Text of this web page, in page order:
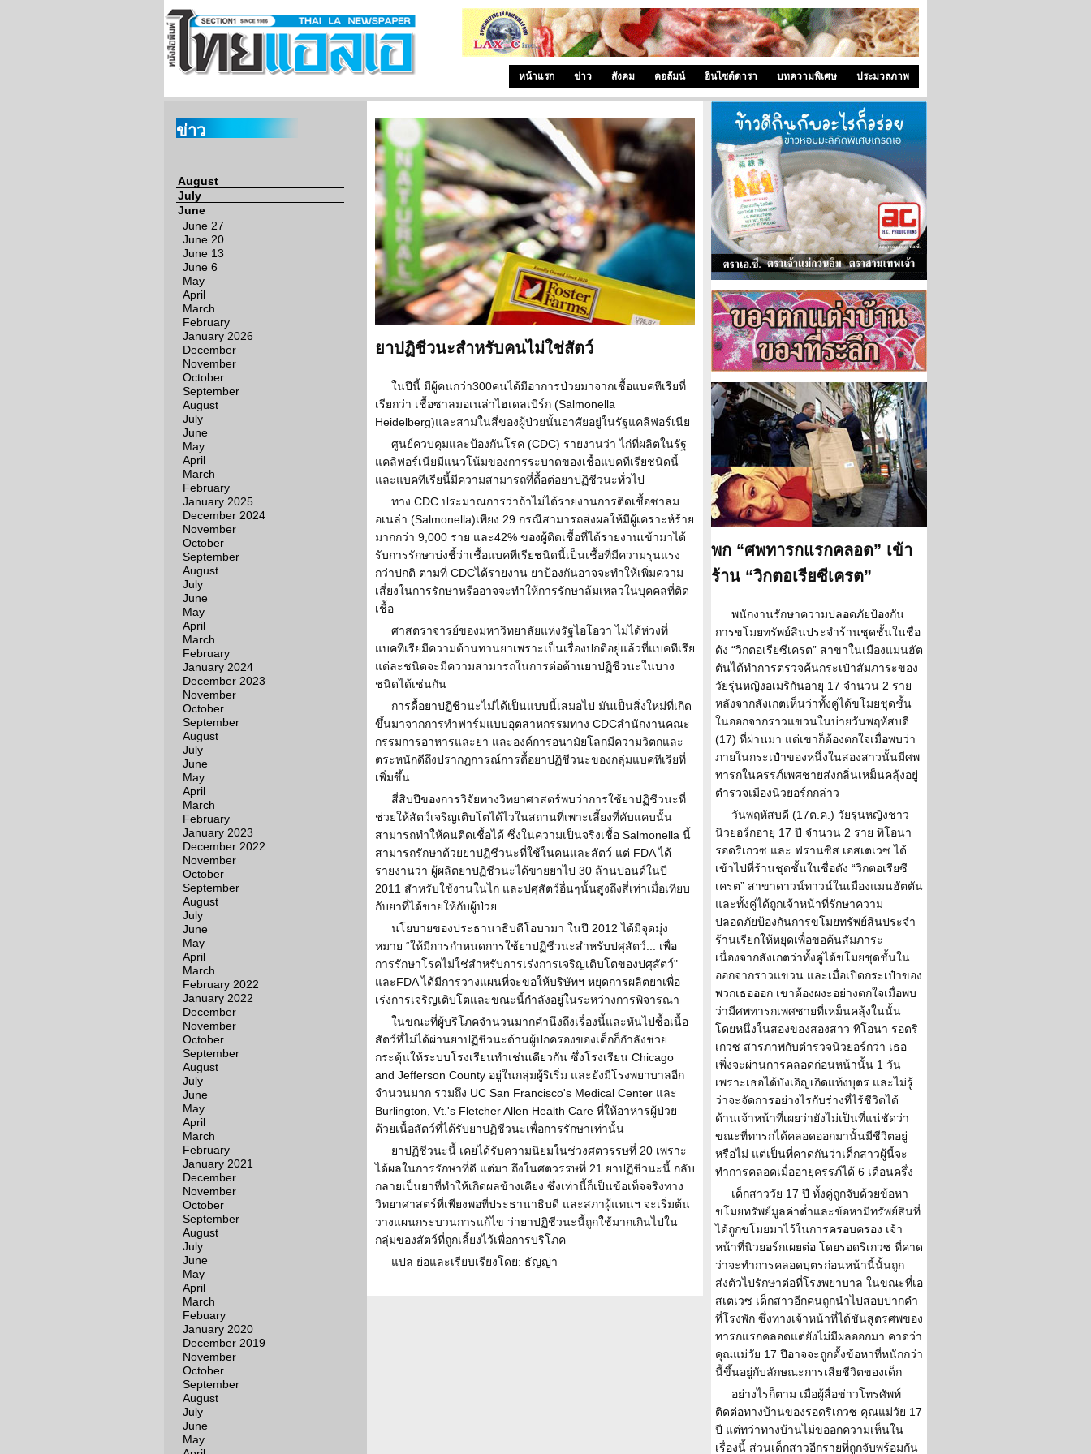
หน้าแรก ข่าว สังคม คอลัมน์ อินไซด์ดารา บทความพิเศษ ประมวลภาพ
ข่าว
August
July
June
June 27
June 20
June 13
June 6
May
April
March
February
January 2026
December
November
October
September
August
July
June
May
April
March
February
January 2025
December 2024
November
October
September
August
July
June
May
April
March
February
January 2024
December 2023
November
October
September
August
July
June
May
April
March
February
January 2023
December 2022
November
October
September
August
July
June
May
April
March
February 2022
January 2022
December
November
October
September
August
July
June
May
April
March
February
January 2021
December
November
October
September
August
July
June
May
April
March
Febuary
January 2020
December 2019
November
October
September
August
July
June
May
ยาปฏิชีวนะสำหรับคนไม่ใช่สัตว์
ในปีนี้ มีผู้คนกว่า300คนได้มีอาการป่วยมาจากเชื้อแบคทีเรียที่
เรียกว่า เชื้อซาลมอเนล่าไฮเดลเบิร์ก (Salmonella
Heidelberg)และสามในสี่ของผู้ป่วยนั้นอาศัยอยู่ในรัฐแคลิฟอร์เนีย
ศูนย์ควบคุมและป้องกันโรค (CDC) รายงานว่า ไก่ที่ผลิตในรัฐ
แคลิฟอร์เนียมีแนวโน้มของการระบาดของเชื้อแบคทีเรียชนิดนี้
และแบคทีเรียนี้มีความสามารถที่ดื้อต่อยาปฏิชีวนะทั่วไป
ทาง CDC ประมาณการว่าถ้าไม่ได้รายงานการติดเชื้อซาลม
อเนล่า (Salmonella)เพียง 29 กรณีสามารถส่งผลให้มีผู้เคราะห์ร้าย
มากกว่า 9,000 ราย และ42% ของผู้ติดเชื้อที่ได้รายงานเข้ามาได้
รับการรักษาบ่งชี้ว่าเชื้อแบคทีเรียชนิดนี้เป็นเชื้อที่มีความรุนแรง
กว่าปกติ ตามที่ CDCได้รายงาน ยาป้องกันอาจจะทำให้เพิ่มความ
เสี่ยงในการรักษาหรืออาจจะทำให้การรักษาล้มเหลวในบุคคลที่ติด
เชื้อ
ศาสตราจารย์ของมหาวิทยาลัยแห่งรัฐไอโอวา ไม่ได้ห่วงที่
แบคทีเรียมีความต้านทานยาเพราะเป็นเรื่องปกติอยู่แล้วที่แบคทีเรีย
แต่ละชนิดจะมีความสามารถในการต่อต้านยาปฏิชีวนะในบาง
ชนิดได้เช่นกัน
การดื้อยาปฏิชีวนะไม่ได้เป็นแบบนี้เสมอไป มันเป็นสิ่งใหม่ที่เกิด
ขึ้นมาจากการทำฟาร์มแบบอุตสาหกรรมทาง CDCสำนักงานคณะ
กรรมการอาหารและยา และองค์การอนามัยโลกมีความวิตกและ
ตระหนักดีถึงปรากฎการณ์การดื้อยาปฏิชีวนะของกลุ่มแบคทีเรียที่
เพิ่มขึ้น
สี่สิบปีของการวิจัยทางวิทยาศาสตร์พบว่าการใช้ยาปฏิชีวนะที่
ช่วยให้สัตว์เจริญเติบโตได้ไวในสถานที่เพาะเลี้ยงที่คับแคบนั้น
สามารถทำให้คนติดเชื้อได้ ซึ่งในความเป็นจริงเชื้อ Salmonella นี้
สามารถรักษาด้วยยาปฏิชีวนะที่ใช้ในคนและสัตว์ แต่ FDA ได้
รายงานว่า ผู้ผลิตยาปฏิชีวนะได้ขายยาไป 30 ล้านปอนด์ในปี
2011 สำหรับใช้งานในไก่ และปศุสัตว์อื่นๆนั้นสูงถึงสี่เท่าเมื่อเทียบ
กับยาที่ได้ขายให้กับผู้ป่วย
นโยบายของประธานาธิบดีโอบามา ในปี 2012 ได้มีจุดมุ่ง
หมาย “ให้มีการกำหนดการใช้ยาปฏิชีวนะสำหรับปศุสัตว์... เพื่อ
การรักษาโรคไม่ใช่สำหรับการเร่งการเจริญเติบโตของปศุสัตว์"
และFDA ได้มีการวางแผนที่จะขอให้บริษัทฯ หยุดการผลิตยาเพื่อ
เร่งการเจริญเติบโตและขณะนี้กำลังอยู่ในระหว่างการพิจารณา
ในขณะที่ผู้บริโภคจำนวนมากคำนึงถึงเรื่องนี้และหันไปซื้อเนื้อ
สัตว์ที่ไม่ได้ผ่านยาปฏิชีวนะด้านผู้ปกครองของเด็กก็กำลังช่วย
กระตุ้นให้ระบบโรงเรียนทำเช่นเดียวกัน ซึ่งโรงเรียน Chicago
and Jefferson County อยู่ในกลุ่มผู้ริเริ่ม และยังมีโรงพยาบาลอีก
จำนวนมาก รวมถึง UC San Francisco's Medical Center และ
Burlington, Vt.'s Fletcher Allen Health Care ที่ให้อาหารผู้ป่วย
ด้วยเนื้อสัตว์ที่ได้รับยาปฏิชีวนะเพื่อการรักษาเท่านั้น
ยาปฏิชีวนะนี้ เคยได้รับความนิยมในช่วงศตวรรษที่ 20 เพราะ
ได้ผลในการรักษาที่ดี แต่มา ถึงในศตวรรษที่ 21 ยาปฏิชีวนะนี้ กลับ
กลายเป็นยาที่ทำให้เกิดผลข้างเคียง ซึ่งเท่านี้ก็เป็นข้อเท็จจริงทาง
วิทยาศาสตร์ที่เพียงพอที่ประธานาธิบดี และสภาผู้แทนฯ จะเริ่มต้น
วางแผนกระบวนการแก้ไข ว่ายาปฏิชีวนะนี้ถูกใช้มากเกินไปใน
กลุ่มของสัตว์ที่ถูกเลี้ยงไว้เพื่อการบริโภค
แปล ย่อและเรียบเรียงโดย: ธัญญ่า
พก “ศพทารกแรกคลอด” เข้า
ร้าน “วิกตอเรียซีเครต”
พนักงานรักษาความปลอดภัยป้องกัน
การขโมยทรัพย์สินประจำร้านชุดชั้นในชื่อ
ดัง “วิกตอเรียซีเครต” สาขาในเมืองแมนฮัต
ตันได้ทำการตรวจค้นกระเป๋าสัมภาระของ
วัยรุ่นหญิงอเมริกันอายุ 17 จำนวน 2 ราย
หลังจากสังเกตเห็นว่าทั้งคู่ได้ขโมยชุดชั้น
ในออกจากราวแขวนในบ่ายวันพฤหัสบดี
(17) ที่ผ่านมา แต่เขาก็ต้องตกใจเมื่อพบว่า
ภายในกระเป๋าของหนึ่งในสองสาวนั้นมีศพ
ทารกในครรภ์เพศชายส่งกลิ่นเหม็นคลุ้งอยู่
ตำรวจเมืองนิวยอร์กกล่าว
วันพฤหัสบดี (17ต.ค.) วัยรุ่นหญิงชาว
นิวยอร์กอายุ 17 ปี จำนวน 2 ราย ทิโอนา
รอดริเกวซ และ ฟรานซิส เอสเตเวซ ได้
เข้าไปที่ร้านชุดชั้นในชื่อดัง “วิกตอเรียซี
เครต” สาขาดาวน์ทาวน์ในเมืองแมนฮัตตัน
และทั้งคู่ได้ถูกเจ้าหน้าที่รักษาความ
ปลอดภัยป้องกันการขโมยทรัพย์สินประจำ
ร้านเรียกให้หยุดเพื่อขอค้นสัมภาระ
เนื่องจากสังเกตว่าทั้งคู่ได้ขโมยชุดชั้นใน
ออกจากราวแขวน และเมื่อเปิดกระเป๋าของ
พวกเธอออก เขาต้องผงะอย่างตกใจเมื่อพบ
ว่ามีศพทารกเพศชายที่เหม็นคลุ้งในนั้น
โดยหนึ่งในสองของสองสาว ทิโอนา รอดริ
เกวซ สารภาพกับตำรวจนิวยอร์กว่า เธอ
เพิ่งจะผ่านการคลอดก่อนหน้านั้น 1 วัน
เพราะเธอได้บังเอิญเกิดแท้งบุตร และไม่รู้
ว่าจะจัดการอย่างไรกับร่างที่ไร้ชีวิตได้
ด้านเจ้าหน้าที่เผยว่ายังไม่เป็นที่แน่ชัดว่า
ขณะที่ทารกได้คลอดออกมานั้นมีชีวิตอยู่
หรือไม่ แต่เป็นที่คาดกันว่าเด็กสาวผู้นี้จะ
ทำการคลอดเมื่ออายุครรภ์ได้ 6 เดือนครึ่ง
เด็กสาววัย 17 ปี ทั้งคู่ถูกจับด้วยข้อหา
ขโมยทรัพย์มูลค่าต่ำและข้อหามีทรัพย์สินที่
ได้ถูกขโมยมาไว้ในการครอบครอง เจ้า
หน้าที่นิวยอร์กเผยต่อ โดยรอดริเกวซ ที่คาด
ว่าจะทำการคลอดบุตรก่อนหน้านี้นั้นถูก
ส่งตัวไปรักษาต่อที่โรงพยาบาล ในขณะที่เอ
สเตเวซ เด็กสาวอีกคนถูกนำไปสอบปากคำ
ที่โรงพัก ซึ่งทางเจ้าหน้าที่ได้ชันสูตรศพของ
ทารกแรกคลอดแต่ยังไม่มีผลออกมา คาดว่า
คุณแม่วัย 17 ปีอาจจะถูกตั้งข้อหาที่หนักกว่า
นี้ขึ้นอยู่กับลักษณะการเสียชีวิตของเด็ก
อย่างไรก็ตาม เมื่อผู้สื่อข่าวโทรศัพท์
ติดต่อทางบ้านของรอดริเกวซ คุณแม่วัย 17
ปี แต่ทว่าทางบ้านไม่ขออกความเห็นใน
เรื่องนี้ ส่วนเด็กสาวอีกรายที่ถูกจับพร้อมกัน